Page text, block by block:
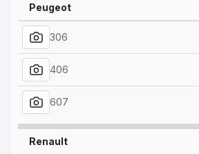
Peugeot
306
406
607
Renault